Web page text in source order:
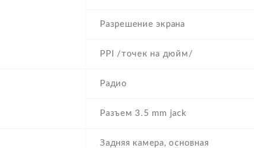
Разрешение экрана
PPI /точек на дюйм/
Радио
Разъем 3.5 mm jack
Задняя камера, основная